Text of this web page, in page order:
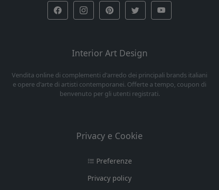
Interior Art Design
Vendita online di complementi d'arredo dei principali brands italiani
e opere d'arte di artisti contemporanei. Offerte a tempo, coupon di
benvenuto per gli utenti registrati.
Privacy e Cookie
Preferenze
Privacy policy